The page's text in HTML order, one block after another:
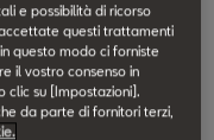
accedere
motivo, abbiamo
tecnici necessari
di seguito la tua
e possibilità di ricorso
questi trattamenti
questo modo ci forniste
il vostro consenso in
clic su [Impostazioni].
da parte di fornitori terzi,